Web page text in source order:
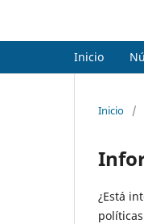
Inicio
Inicio /
¿Está